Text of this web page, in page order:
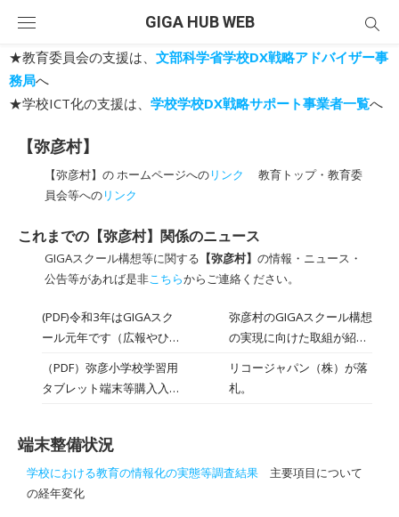
content
GIGA HUB WEB
★教育委員会の支援は、 文部科学省学校DX戦略アドバイザー事
務局へ
★学校ICT化の支援は、 学校学校DX戦略サポート事業者一覧へ
【弥彦村】
【弥彦村】の ホームページへのリンク
教育トップ・教育委
員会等へのリンク
これまでの【弥彦村】関係のニュース
GIGAスクール構想等に関する 【弥彦村】 の情報・ニュース・
公告等があれば是非こちらからご連絡ください。
(PDF)令和3年はGIGAスク
ール元年です（広報やひ
弥彦村のGIGAスクール構想
の実現に向けた取組が紹介
ページ）。
（PDF）弥彦小学校学習用
タブレット端末等購入入札
リコージャパン（株）が落
札。
端末整備状況
学校における教育の情報化の実態等調査結果 主要項目について
の経年変化